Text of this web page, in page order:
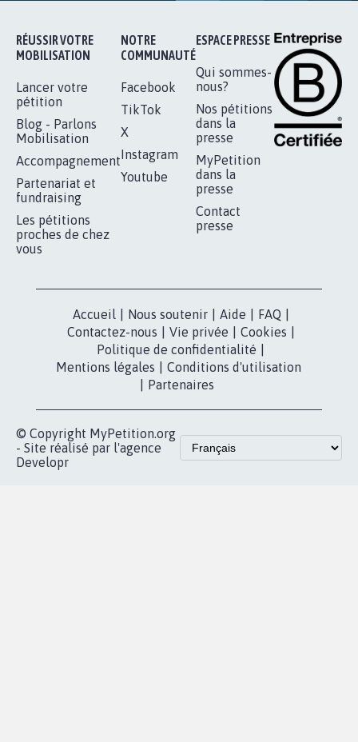
RÉUSSIR VOTRE
MOBILISATION
Lancer votre
pétition
Blog - Parlons
Mobilisation
Accompagnement
Partenariat et
fundraising
Les pétitions
proches de chez
vous
NOTRE
COMMUNAUTÉ
Facebook
TikTok
X
Instagram
Youtube
ESPACE PRESSE
Qui sommes-
nous?
Nos pétitions
dans la
presse
MyPetition
dans la
presse
Contact
presse
Accueil Nous soutenir Aide FAQ
Contactez-nous
Vie privée Cookies
Politique de confidentialité
Mentions légales
Conditions d'utilisation
Partenaires
© Copyright MyPetition.org
- Site réalisé par l'agence
Developr